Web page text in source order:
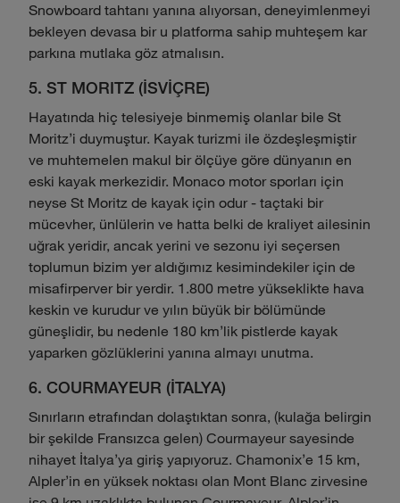
Snowboard tahtanı yanına alıyorsan, deneyimlenmeyi
bekleyen devasa bir u platforma sahip muhteşem kar
parkına mutlaka göz atmalısın.
5. ST MORITZ (İSVİÇRE)
Hayatında hiç telesiyeje binmemiş olanlar bile St
Moritz'i duymuştur. Kayak turizmi ile özdeşleşmiştir
ve muhtemelen makul bir ölçüye göre dünyanın en
eski kayak merkezidir. Monaco motor sporları için
neyse St Moritz de kayak için odur - taçtaki bir
mücevher, ünlülerin ve hatta belki de kraliyet ailesinin
uğrak yeridir, ancak yerini ve sezonu iyi seçersen
toplumun bizim yer aldığımız kesimindekiler için de
misafirperver bir yerdir. 1.800 metre yükseklikte hava
keskin ve kurudur ve yılın büyük bir bölümünde
güneşlidir, bu nedenle 180 km'lik pistlerde kayak
yaparken gözlüklerini yanına almayı unutma.
6. COURMAYEUR (İTALYA)
Sınırların etrafından dolaştıktan sonra, (kulağa belirgin
bir şekilde Fransızca gelen) Courmayeur sayesinde
nihayet İtalya'ya giriş yapıyoruz. Chamonix'e 15 km,
Alpler'in en yüksek noktası olan Mont Blanc zirvesine